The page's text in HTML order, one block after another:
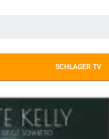
SCHLAGER TV